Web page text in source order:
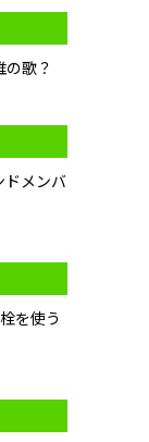
歌？
ドメンバ
を使う